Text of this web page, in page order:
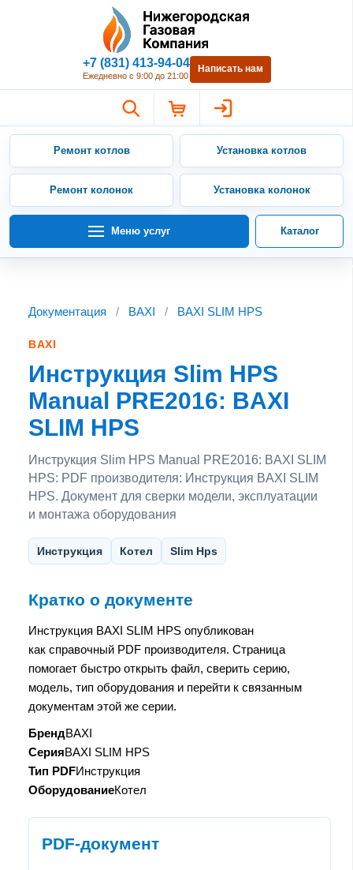
Нижегородская Газовая
+7 (831) 413-94-04
Ежедневно с 9:00 до 21:00
Написать нам
Ремонт котлов Установка котлов
Ремонт колонок Установка колонок
Меню услуг Каталог
Документация / BAXI / BAXI SLIM HPS
BAXI
Инструкция Slim HPS
Manual PRE2016: BAXI
SLIM HPS
Инструкция Slim HPS Manual PRE2016: BAXI SLIM
HPS: PDF производителя: Инструкция BAXI SLIM
HPS. Документ для сверки модели, эксплуатации
и монтажа оборудования
Инструкция Котел Slim Hps
Кратко о документе
Инструкция BAXI SLIM HPS опубликован
как справочный PDF производителя. Страница
помогает быстро открыть файл, сверить серию,
модель, тип оборудования и перейти к связанным
документам этой же серии.
БрендBAXI
СерияBAXI SLIM HPS
Тип PDFИнструкция
ОборудованиеКотел
PDF-документ